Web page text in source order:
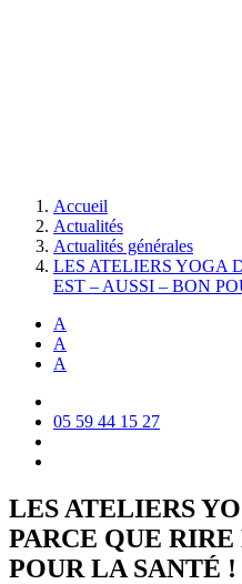
Accueil
Actualités
Actualités générales
LES ATELIERS YOGA
EST – AUSSI – BON
A
A
A
05 59 44 15 27
LES ATELIERS
PARCE QUE RIRE
POUR LA SANTÉ !